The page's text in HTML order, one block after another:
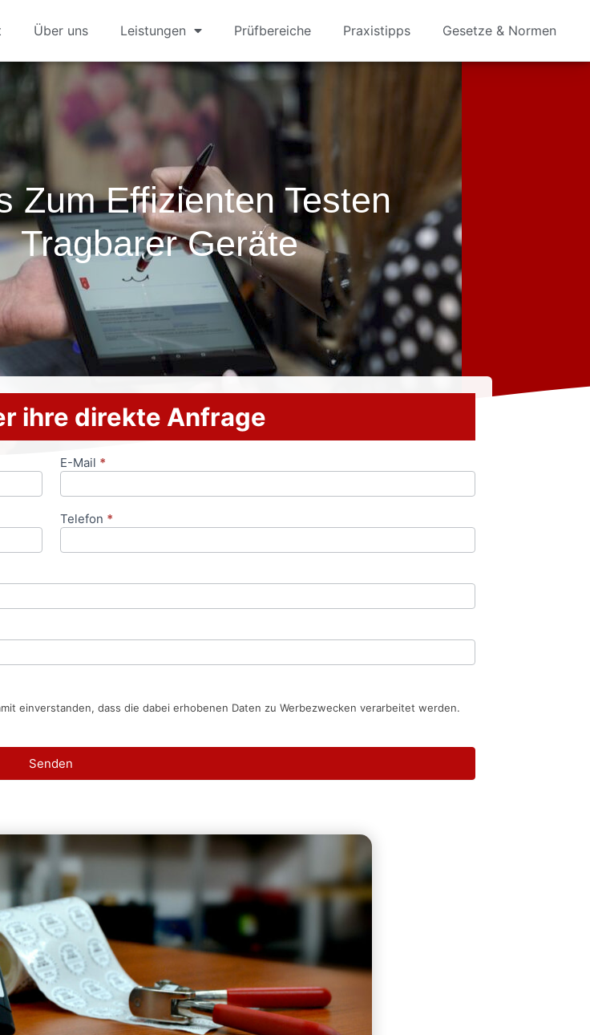
Über uns Leistungen Prüfbereiche Praxistipps Gesetze & Normen
Zum Effizienten Testen
Tragbarer Geräte
ihre direkte Anfrage
E-Mail *
Telefon *
einverstanden, dass die dabei erhobenen Daten zu Werbezwecken verarbeitet werden.
Senden